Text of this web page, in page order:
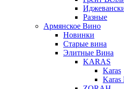
Разные
Армянское Вино
Новинки
Старые вина
Элитные Вина
KARAS
Karas
Karas